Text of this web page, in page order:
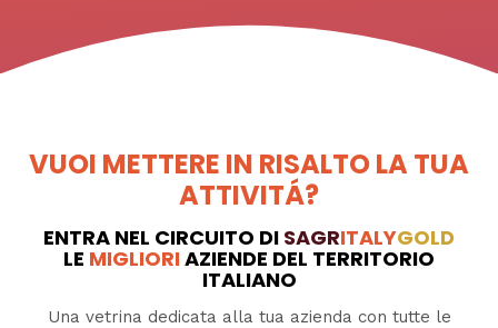
VUOI METTERE IN RISALTO LA TUA
ATTIVITÁ?
ENTRA NEL CIRCUITO DI SAGRITALYGOLD
LE MIGLIORIAZIENDE DEL TERRITORIO
ITALIANO
Una vetrina dedicata alla tua azienda con tutte le